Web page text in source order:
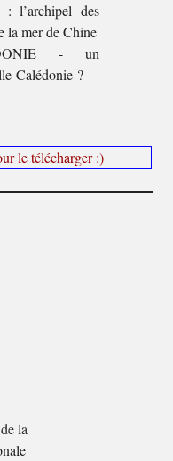
l’archipel des
la mer de Chine
- un
Calédonie ?
le télécharger :)
la